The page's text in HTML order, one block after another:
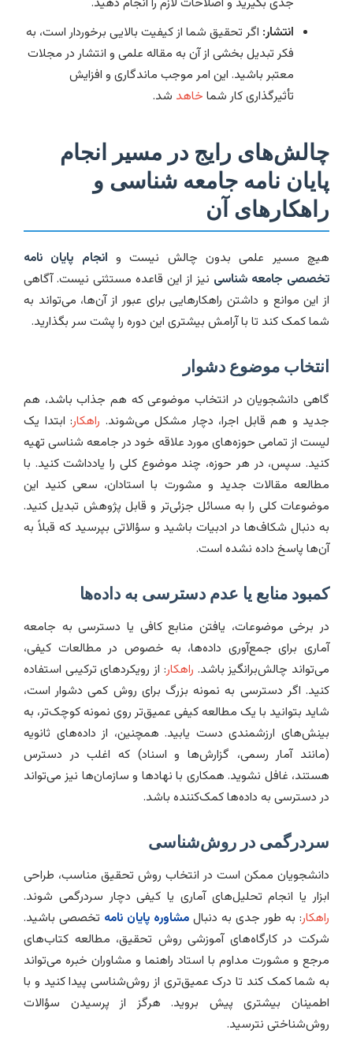
انتشار: اگر تحقیق شما از کیفیت بالایی برخوردار است، به
فکر تبدیل بخشی از آن به مقاله علمی و انتشار در مجلات
معتبر باشید. این امر موجب ماندگاری و افزایش
تأثیرگذاری کار شما خاهد شد.
چالش‌های رایج در مسیر انجام
پایان نامه جامعه شناسی و
راهکارهای آن
هیچ مسیر علمی بدون چالش نیست و انجام پایان نامه
تخصصی جامعه شناسی نیز از این قاعده مستثنی نیست. آگاهی
از این موانع و داشتن راهکارهایی برای عبور از آن‌ها، می‌تواند به
شما کمک کند تا با آرامش بیشتری این دوره را پشت سر بگذارید.
انتخاب موضوع دشوار
گاهی دانشجویان در انتخاب موضوعی که هم جذاب باشد، هم
جدید و هم قابل اجرا، دچار مشکل می‌شوند. راهکار: ابتدا یک
لیست از تمامی حوزه‌های مورد علاقه خود در جامعه شناسی تهیه
کنید. سپس، در هر حوزه، چند موضوع کلی را یادداشت کنید. با
مطالعه مقالات جدید و مشورت با استادان، سعی کنید این
موضوعات کلی را به مسائل جزئی‌تر و قابل پژوهش تبدیل کنید.
به دنبال شکاف‌ها در ادبیات باشید و سؤالاتی بپرسید که قبلاً به
آن‌ها پاسخ داده نشده است.
کمبود منابع یا عدم دسترسی به داده‌ها
در برخی موضوعات، یافتن منابع کافی یا دسترسی به جامعه
آماری برای جمع‌آوری داده‌ها، به خصوص در مطالعات کیفی،
می‌تواند چالش‌برانگیز باشد. راهکار: از رویکردهای ترکیبی استفاده
کنید. اگر دسترسی به نمونه بزرگ برای روش کمی دشوار است،
شاید بتوانید با یک مطالعه کیفی عمیق‌تر روی نمونه کوچک‌تر، به
بینش‌های ارزشمندی دست یابید. همچنین، از داده‌های ثانویه
(مانند آمار رسمی، گزارش‌ها و اسناد) که اغلب در دسترس
هستند، غافل نشوید. همکاری با نهادها و سازمان‌ها نیز می‌تواند
در دسترسی به داده‌ها کمک‌کننده باشد.
سردرگمی در روش‌شناسی
دانشجویان ممکن است در انتخاب روش تحقیق مناسب، طراحی
ابزار یا انجام تحلیل‌های آماری یا کیفی دچار سردرگمی شوند.
راهکار: به طور جدی به دنبال مشاوره پایان نامه تخصصی باشید.
شرکت در کارگاه‌های آموزشی روش تحقیق، مطالعه کتاب‌های
مرجع و مشورت مداوم با استاد راهنما و مشاوران خبره می‌تواند
به شما کمک کند تا درک عمیق‌تری از روش‌شناسی پیدا کنید و با
اطمینان بیشتری پیش بروید. هرگز از پرسیدن سؤالات
روش‌شناختی نترسید.